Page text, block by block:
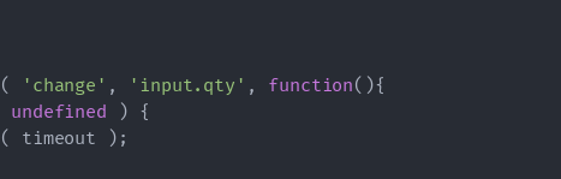
( 'change' , 'input.qty' , function( ){
undefined ) {
( timeout ) ;